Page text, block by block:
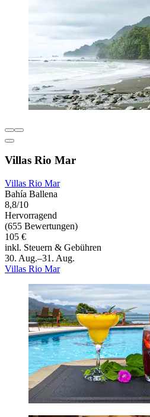
Villas Rio Mar
Villas Rio Mar
Bahía Ballena
8,8/10
Hervorragend
(655 Bewertungen)
105 €
inkl. Steuern & Gebühren
30. Aug.–31. Aug.
Villas Rio Mar